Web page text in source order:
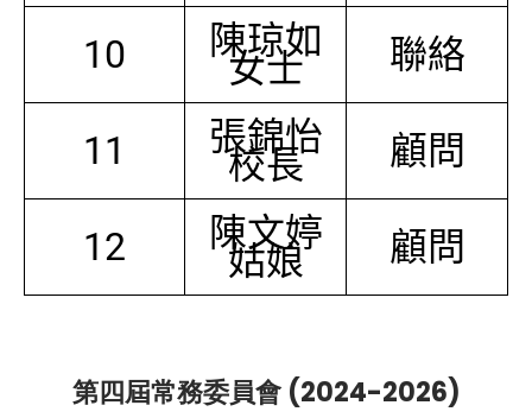
10 陳琼如
女士 聯絡
11 張錦怡
校長 顧問
12 陳文婷
姑娘 顧問
第四屆常務委員會 (2024-2026)